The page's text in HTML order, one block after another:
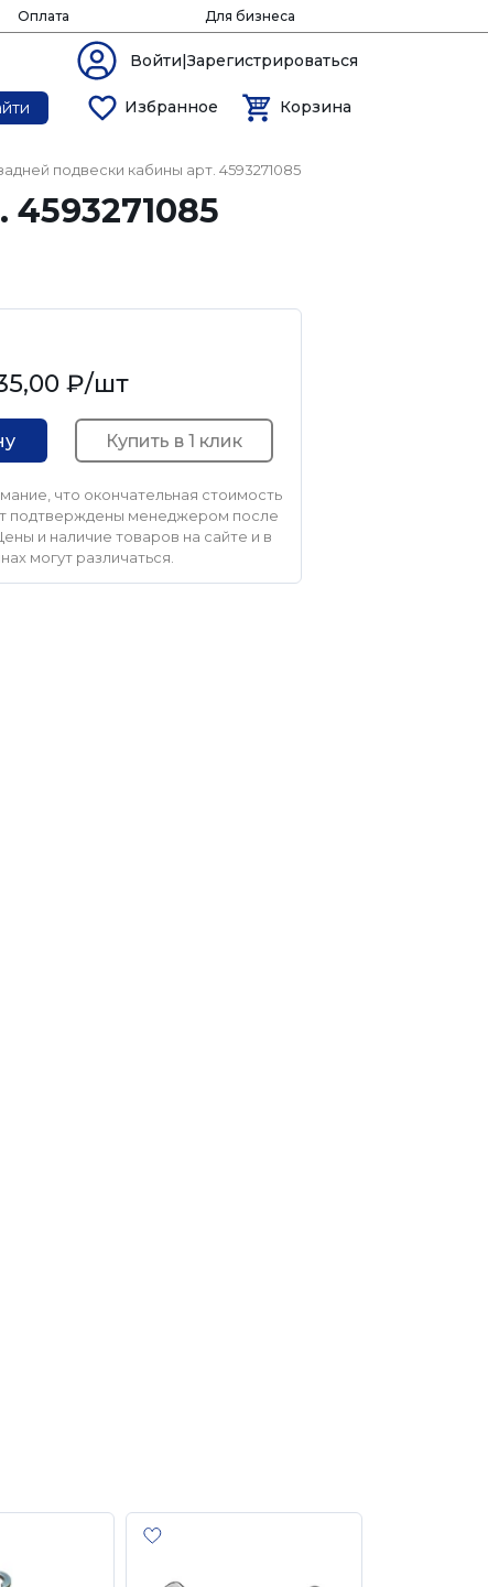
Оплата Для бизнеса
Войти|Зарегистрироваться
Избранное Корзина
подвески кабины арт. 4593271085
₽/шт
Купить в 1 клик
что окончательная стоимость
подтверждены менеджером после
и наличие товаров на сайте и в
могут различаться.